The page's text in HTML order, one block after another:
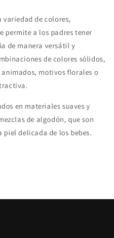
variedad de colores,
permite a los padres tener
de manera versátil y
de colores sólidos,
motivos florales o
en materiales suaves y
de algodón, que son
piel delicada de los bebes.